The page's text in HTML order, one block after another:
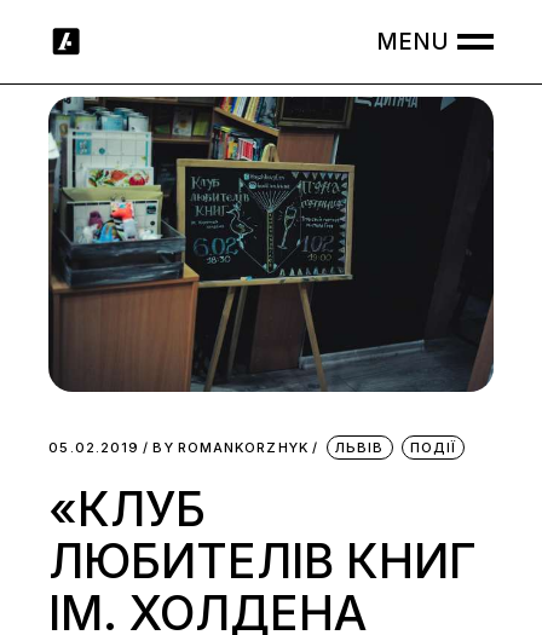
05.02.2019 BY ROMANKORZHYK ЛЬВІВ ПОДІЇ
«КЛУБ
ЛЮБИТЕЛІВ КНИГ
ІМ. ХОЛДЕНА